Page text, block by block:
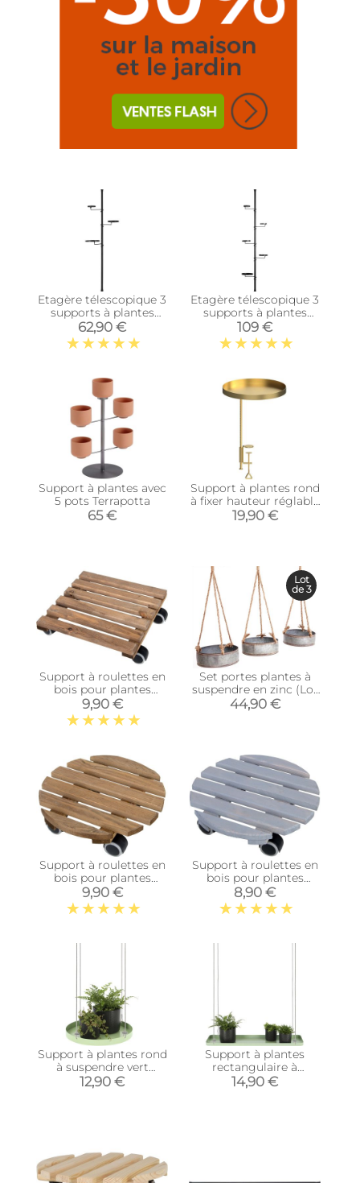
Etagère télescopique 3
supports à plantes
(Petit modèle)
62,90 €
Etagère télescopique 3
supports à plantes
(Grand modèle)
109 €
Support à plantes avec
5 pots Terrapotta
65 €
Support à plantes rond
à fixer hauteur réglable
doré (24.6 x 24 cm)
19,90 €
Support à roulettes en
bois pour plantes
d'intérieur (Carré -
Teinté marron)
9,90 €
Set portes plantes à
suspendre en zinc (Lot
de 3)
44,90 €
Lot
de 3
Support à roulettes en
bois pour plantes
d'intérieur (Rond -
Teinté marron)
9,90 €
Support à roulettes en
bois pour plantes
d'intérieur (Rond - Gris)
8,90 €
Support à plantes rond
à suspendre vert
(Diamètre de 24 cm)
12,90 €
Support à plantes
rectangulaire à
suspendre vert
(Longueur de 58 cm)
14,90 €